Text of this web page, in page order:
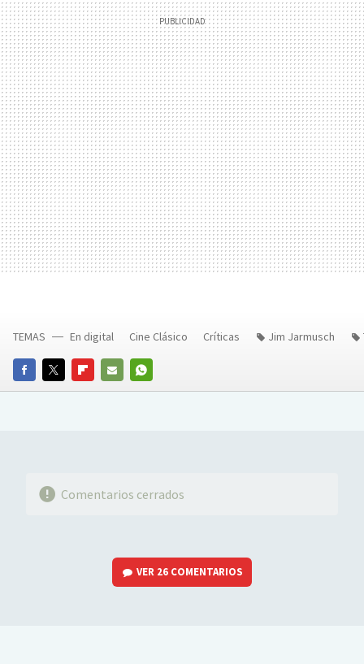
FACEBOOKTWITTERFLIPBOARD
E-
WHATSAPP
TEMAS En digital Cine Clásico Críticas Jim Jarmusch
Comentarios cerrados
VER 26 COMENTARIOS